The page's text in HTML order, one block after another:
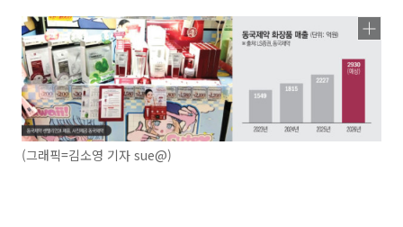
(그래픽=김소영 기자 sue@)